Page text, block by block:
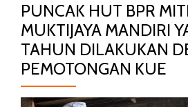
PUNCAK HUT BPR
MUKTIJAYA MANDIRI
TAHUN DILAKUKAN
PEMOTONGAN KUE